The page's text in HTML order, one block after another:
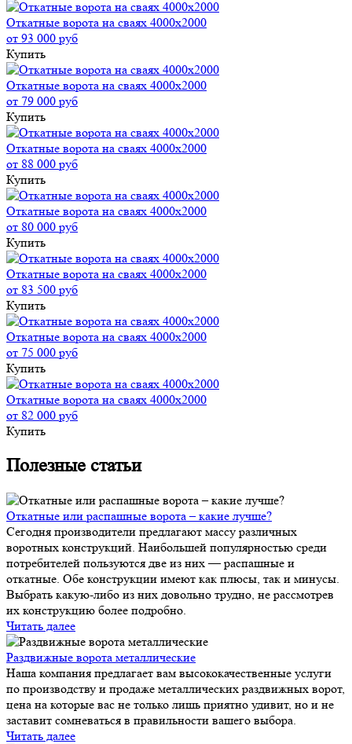
Откатные ворота на сваях 4000x2000
от 93 000 руб
Купить
Откатные ворота на сваях 4000x2000
от 79 000 руб
Купить
Откатные ворота на сваях 4000x2000
от 88 000 руб
Купить
Откатные ворота на сваях 4000x2000
от 80 000 руб
Купить
Откатные ворота на сваях 4000x2000
от 83 500 руб
Купить
Откатные ворота на сваях 4000x2000
от 75 000 руб
Купить
Откатные ворота на сваях 4000x2000
от 82 000 руб
Купить
Полезные статьи
Откатные или распашные ворота – какие лучше?
Сегодня производители предлагают массу различных
воротных конструкций. Наибольшей популярностью среди
потребителей пользуются две из них — распашные и
откатные. Обе конструкции имеют как плюсы, так и минусы.
Выбрать какую-либо из них довольно трудно, не рассмотрев
их конструкцию более подробно.
Читать далее
Раздвижные ворота металлические
Наша компания предлагает вам высококачественные услуги
по производству и продаже металлических раздвижных ворот,
цена на которые вас не только лишь приятно удивит, но и не
заставит сомневаться в правильности вашего выбора.
Читать далее